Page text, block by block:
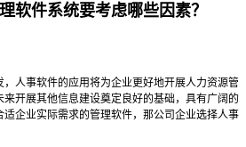
软件系统要考虑哪些因素？
人事软件的应用将为企业更好地开展人力资源管
开展其他信息建设奠定良好的基础，具有广阔的
企业实际需求的管理软件，那公司企业选择人事